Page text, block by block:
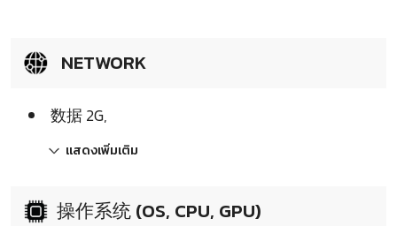
NETWORK
数据 2G,
แสดงเพิ่มเติม
操作系统 (OS, CPU, GPU)